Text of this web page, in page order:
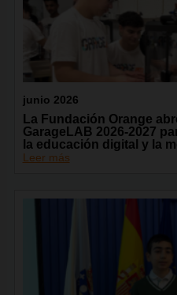
junio 2026
La Fundación Orange
GarageLAB 2026-2027
la educación digital y la
Leer más